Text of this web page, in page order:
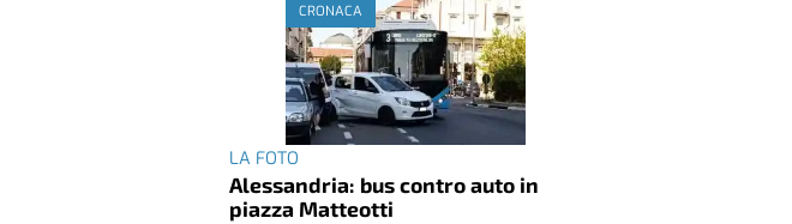
CRONACA
LA FOTO
Alessandria: bus contro auto in
piazza Matteotti